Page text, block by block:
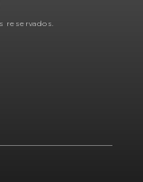
reservados.